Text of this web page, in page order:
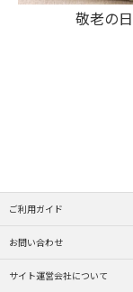
敬老の
ご利用ガイド
お問い合わせ
サイト運営会社について